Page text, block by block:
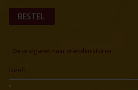
BESTEL
Deze sigaren naar vrienden sturen.
Deel |